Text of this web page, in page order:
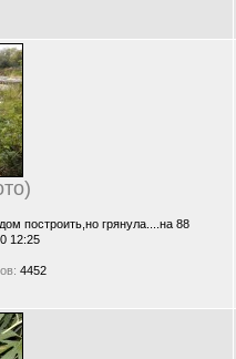
построить,но грянула....на 88
12:25
4452